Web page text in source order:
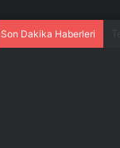
Son Dakika Haberleri